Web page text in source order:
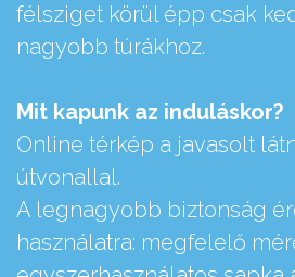
félsziget körül épp csak
nagyobb túrákhoz.
Mit kapunk az induláskor?
Online térkép a javasolt
útvonallal.
A legnagyobb biztonság
használatra: megfelelő